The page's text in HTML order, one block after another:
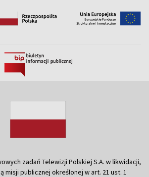
zadań Telewizji Polskiej S.A. w likwidacji,
misji publicznej określonej w art. 21 ust. 1